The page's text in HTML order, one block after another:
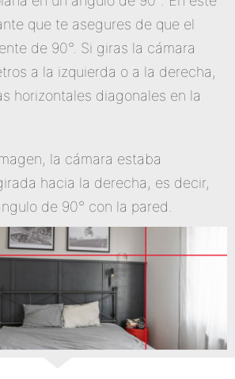
que te asegures de que el
de 90°. Si giras la cámara
a la izquierda o a la derecha,
horizontales diagonales en la
la cámara estaba
hacia la derecha, es decir,
de 90° con la pared.